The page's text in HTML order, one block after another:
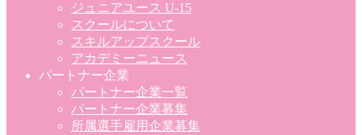
ジュニアユース U-15
スクールについて
スキルアップスクール
アカデミーニュース
パートナー企業
パートナー企業一覧
パートナー企業募集
所属選手雇用企業募集